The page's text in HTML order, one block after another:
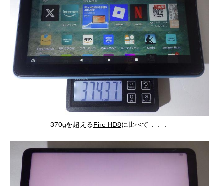
370gを超えるFire HD8に比べて．．．